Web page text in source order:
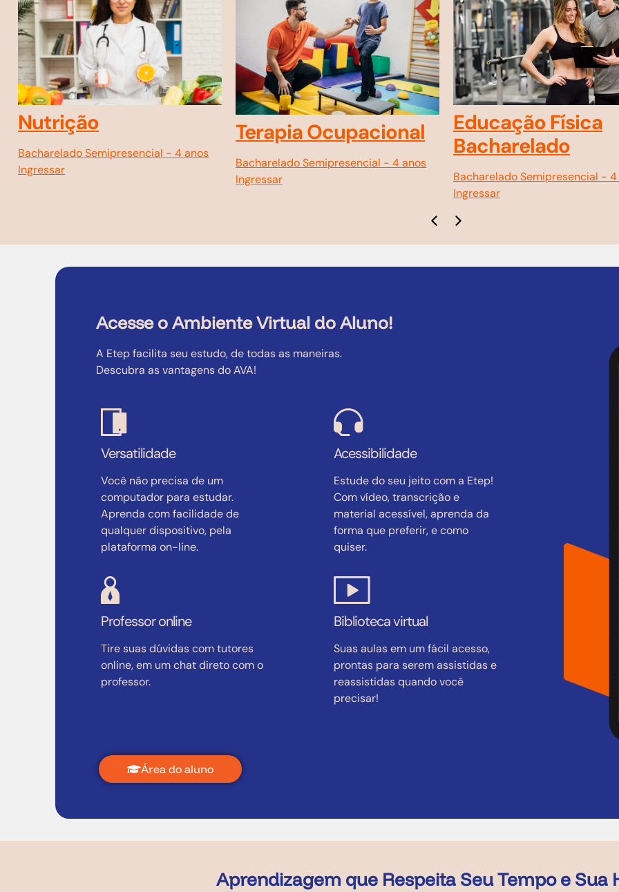
Terapia Ocupacional
Bacharelado Semipresencial-4 anos
Ingressar
Educação Física
Bacharelado
Bacharelado Semipresencial
Análise e
Desenvolvimento
Sistemas
Tecnólogo EAD-2 anos e meio
Ingressar
Acesse o Ambiente Virtual do Aluno!
A Etep facilita seu estudo, de todas as maneiras.
Descubra as vantagens do AVA!
Versatilidade
Você não precisa de um
computador para estudar.
Aprenda com facilidade de
qualquer dispositivo, pela
plataforma on-line.
Professor online
Tire suas dúvidas com tutores
online, em um chat direto com o
professor.
Acessibilidade
Estude do seu jeito com a Etep!
Com vídeo, transcrição e
material acessível, aprenda da
forma que preferir, e como
quiser.
Biblioteca virtual
Suas aulas em um fácil acesso,
prontas para serem assistidas e
reassistidas quando você
precisar!
Área do aluno
Aprendizagem que Respeita Seu Tempo e Sua